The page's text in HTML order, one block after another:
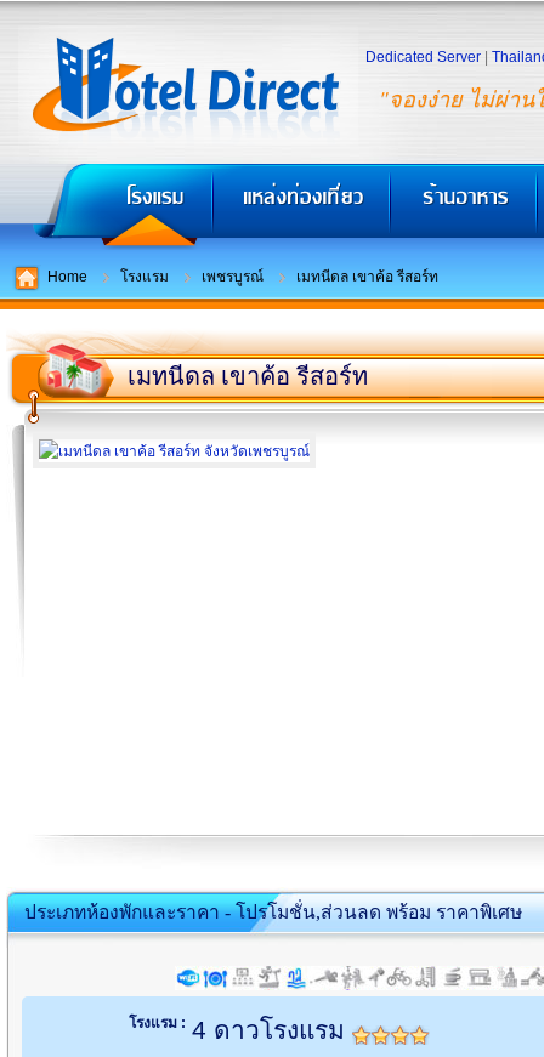
"จองง่าย ไม่ผ่าน
Dedicated Server
Home โรงแรม เพชรบูรณ์ เมทนีดล เขาค้อ รีสอร์ท
เมทนีดล เขาค้อ รีสอร์ท
ประเภทห้องพักและราคา - โปรโมชั่น,ส่วนลด พร้อม ราคาพิเศษ
โรงแรม : 4 ดาวโรงแรม